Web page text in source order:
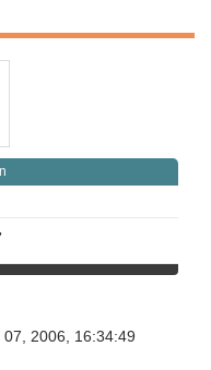
2006, 16:34:49